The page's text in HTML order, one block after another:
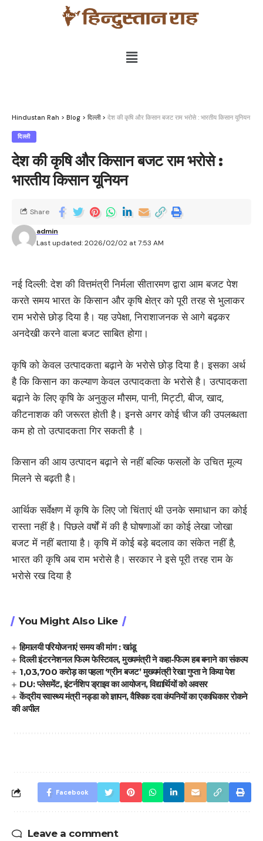
Hindustan Rah > Blog > दिल्ली> देश की कृषि और किसान बजट राम भरोसे : भारतीय किसान यूनियन
दिल्ली
देश की कृषि और किसान बजट राम भरोसे :
भारतीय किसान यूनियन
Last updated: 2026/02/02 at 7:53 AM
admin
Share
नई दिल्ली: देश की वित्तमंत्री निर्मला सीतारमण द्वारा आम बजट पेश
करते समय भारत के किसान और कृषि क्षेत्र को पूरी तरह से भुलाकर
राम भरोसे छोड़ दिया है। यह उपेक्षा, निराशाजनक से आगे बढ़कर
अनदेखी करने वाला बजट साबित होगा।
कृषि को केवल उत्पादकता बढ़ाने के भरोसे छोड़ दिया है। इसका अर्थ
है कि किसान का कल्याण केवल उत्पादकता के भरोसे है। उत्पादकता
बढ़ाने के लिए कृषि के अनुकुल मौसम, पानी, मिट्टी, बीज, खाद,
कीटनाशक की जरूरत होती है। इनसे अगर कोई चीज की उपलब्धता
कम हो तो उत्पादकता गिर सकती है ।
किसान की आय उत्पादन बढ़ाने से नहीं बल्कि फसलों के उचित मूल्य
मिलने से बढ़ती है।
आर्थिक सर्वेक्षण में कृषि के लिए जो चिंताएं थी उनके समाधान का कोई
रास्ता नहीं है। पिछले वर्षों में की है घोषणाओं का कोई लेखा जोखा
बजट में नहीं बताया है। कृषि में कोई बड़े बदलाव का संकेत नहीं है,
भारत की कृषि अब राम भरोसे है। सरकार ने इसे पूरी तरह राम के
भरोसे रख दिया है
You Might Also Like
हिमालयी परियोजनाएं समय की मांग : खांडू
दिल्ली इंटरनेशनल फिल्म फेस्टिवल, मुख्यमंत्री ने कहा-फिल्म हब बनाने का संकल्प
1,03,700 करोड़ का पहला ‘ग्रीन बजट’ मुख्यमंत्री रेखा गुप्ता ने किया पेश
DU: प्लेसमेंट, इंटर्नशिप ड्राइव का आयोजन, विद्यार्थियों को अवसर
केंद्रीय स्वास्थ्य मंत्री नड्डा को ज्ञापन, वैश्विक दवा कंपनियों का एकाधिकार रोकने
की अपील
Facebook
Leave a comment